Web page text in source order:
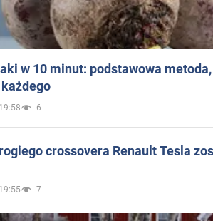
w 10 minut: podstawowa
6
crossovera Renault Tesla
7